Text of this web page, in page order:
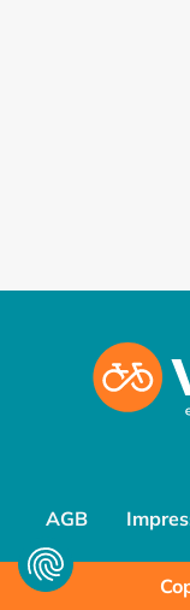
AGB